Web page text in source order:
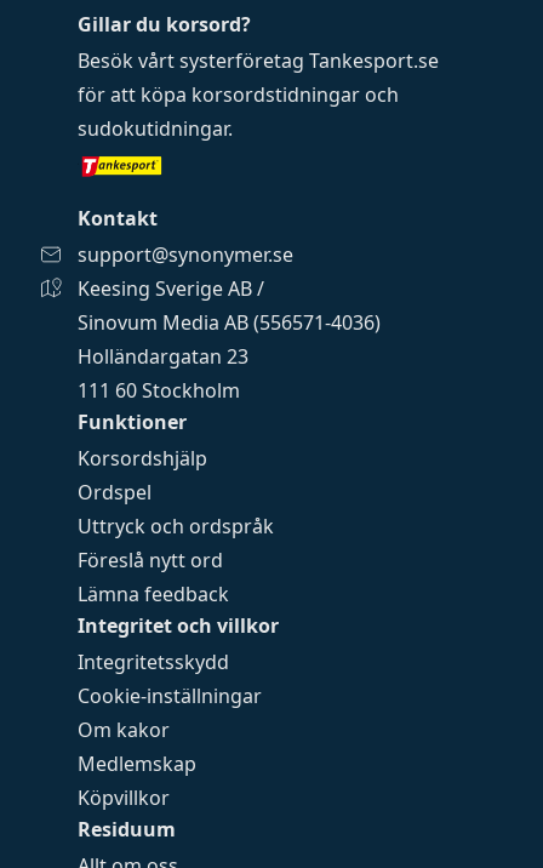
Funktioner
Korsordshjälp
Ordspel
Uttryck och ordspråk
Föreslå nytt ord
Lämna feedback
Integritet och villkor
Integritetsskydd
Cookie-inställningar
Om kakor
Medlemskap
Köpvillkor
Residuum
Gillar du korsord?
Besök vårt systerföretag Tankesport.se
för att köpa korsordstidningar och
sudokutidningar.
Kontakt
support@synonymer.se
Keesing Sverige AB /
Sinovum Media AB (556571-4036)
Holländargatan 23
111 60 Stockholm